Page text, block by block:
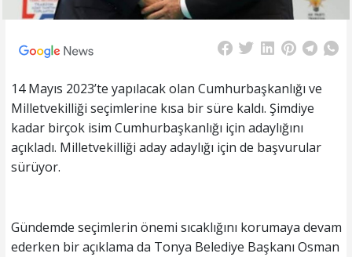
14 Mayıs 2023’te yapılacak olan Cumhurbaşkanlığı ve
Milletvekilliği seçimlerine kısa bir süre kaldı. Şimdiye
kadar birçok isim Cumhurbaşkanlığı için adaylığını
açıkladı. Milletvekilliği aday adaylığı için de başvurular
sürüyor.
Gündemde seçimlerin önemi sıcaklığını korumaya devam
ederken bir açıklama da Tonya Belediye Başkanı Osman